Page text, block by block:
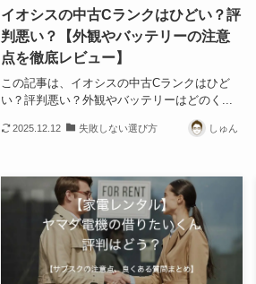
イオシスの中古Cランクはひどい？評
判悪い？【外観やバッテリーの注意
点を徹底レビュー】
この記事は、イオシスの中古Cランクはひど
い？評判悪い？外観やバッテリーはどのく...
2025.12.12 失敗しない選び方 しゅん